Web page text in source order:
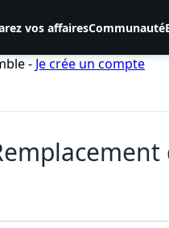
vos affairesCommunauté
- Je crée un compte